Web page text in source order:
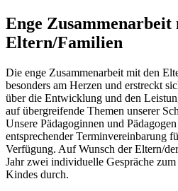
Enge Zusammenarbeit
Eltern/Familien
Die enge Zusammenarbeit mit den
besonders am Herzen und erstreckt
über die Entwicklung und den
auf übergreifende Themen unserer
Unsere Pädagoginnen und
entsprechender Terminvereinbarung
Verfügung. Auf Wunsch der Eltern/
Jahr zwei individuelle Gespräche
Kindes durch.